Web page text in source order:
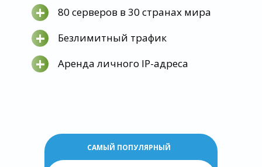
+ 80 серверов в 30 странах мира
+ Безлимитный трафик
+ Аренда личного IP-адреса
САМЫЙ ПОПУЛЯРНЫЙ